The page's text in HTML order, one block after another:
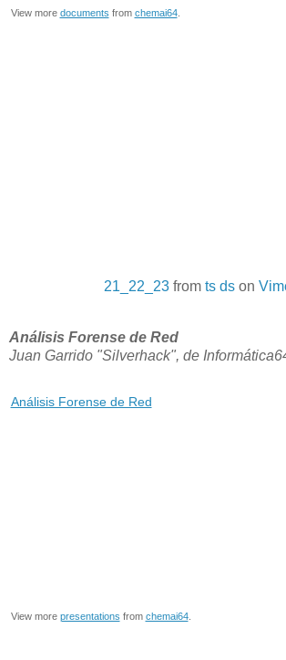
View more documents from chemai64.
21_22_23 from ts ds on
Análisis Forense de Red
Juan Garrido "Silverhack", de
Análisis Forense de Red
View more presentations from chemai64.